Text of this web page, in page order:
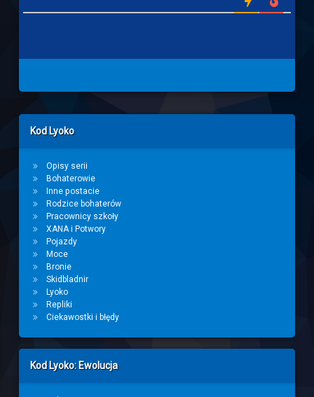
Left Sidebar
Kod Lyoko
Opisy serii
Bohaterowie
Inne postacie
Rodzice bohaterów
Pracownicy szkoły
XANA i Potwory
Pojazdy
Moce
Bronie
Skidbladnir
Lyoko
Repliki
Ciekawostki i błędy
Kod Lyoko: Ewolucja